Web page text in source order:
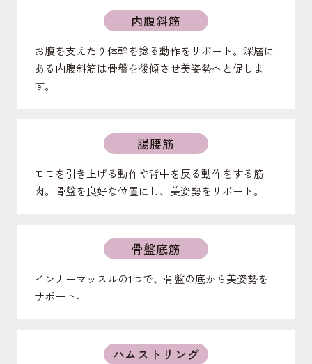
内腹斜筋
お腹を支えたり体幹を捻る動作をサポート。深層に
ある内腹斜筋は骨盤を後傾させ美姿勢へと促しま
す。
腸腰筋
モモを引き上げる動作や背中を反る動作をする筋
肉。骨盤を良好な位置にし、美姿勢をサポート。
骨盤底筋
インナーマッスルの1つで、骨盤の底から美姿勢を
サポート。
ハムストリング